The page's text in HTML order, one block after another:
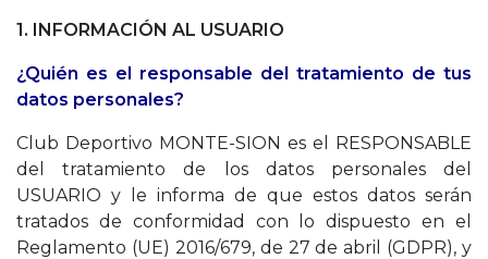
1. INFORMACIÓN AL USUARIO
¿Quién es el responsable del tratamiento de tus
datos personales?
Club Deportivo MONTE-SION es el RESPONSABLE
del tratamiento de los datos personales del
USUARIO y le informa de que estos datos serán
tratados de conformidad con lo dispuesto en el
Reglamento (UE) 2016/679, de 27 de abril (GDPR), y